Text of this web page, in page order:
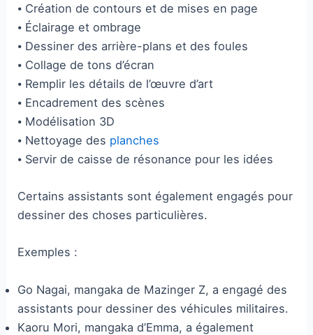
⦁ Création de contours et de mises en page
⦁ Éclairage et ombrage
⦁ Dessiner des arrière-plans et des foules
⦁ Collage de tons d’écran
⦁ Remplir les détails de l’œuvre d’art
⦁ Encadrement des scènes
⦁ Modélisation 3D
⦁ Nettoyage des planches
⦁ Servir de caisse de résonance pour les idées
Certains assistants sont également engagés pour
dessiner des choses particulières.
Exemples :
Go Nagai, mangaka de Mazinger Z, a engagé des
assistants pour dessiner des véhicules militaires.
Kaoru Mori, mangaka d’Emma, a également